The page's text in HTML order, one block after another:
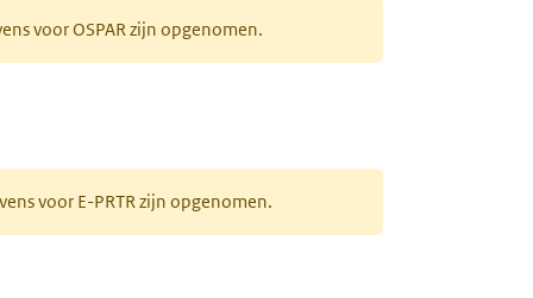
voor OSPAR zijn opgenomen.
voor E-PRTR zijn opgenomen.